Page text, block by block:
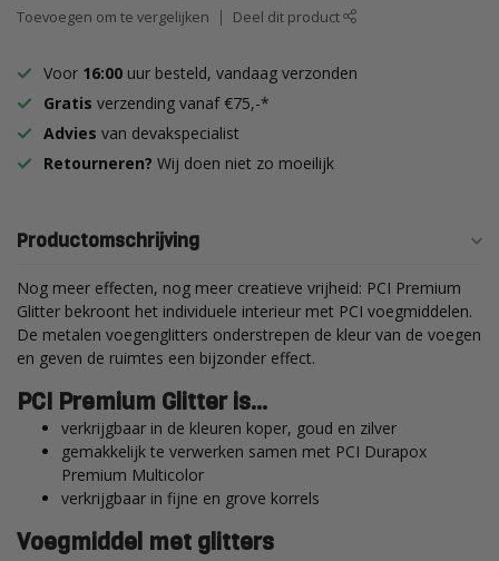
Toevoegen om te vergelijken Deel dit product
Voor 16:00 uur besteld, vandaag verzonden
Gratis verzending vanaf €75,-*
Advies van devakspecialist
Retourneren? Wij doen niet zo moeilijk
Productomschrijving
Nog meer effecten, nog meer creatieve vrijheid: PCI Premium
Glitter bekroont het individuele interieur met PCI voegmiddelen.
De metalen voegenglitters onderstrepen de kleur van de voegen
en geven de ruimtes een bijzonder effect.
PCI Premium Glitter is...
verkrijgbaar in de kleuren koper, goud en zilver
gemakkelijk te verwerken samen met PCI Durapox
Premium Multicolor
verkrijgbaar in fijne en grove korrels
Voegmiddel met glitters